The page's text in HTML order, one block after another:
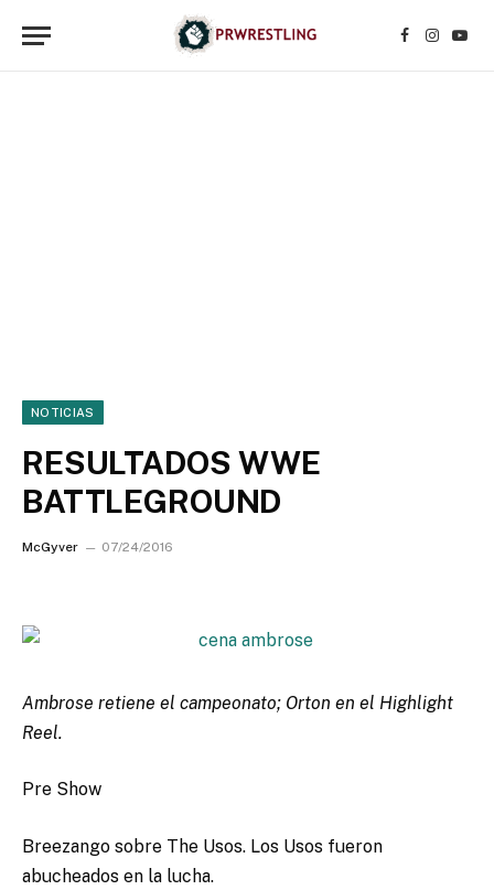
Facebook
NOTICIAS
RESULTADOS WWE
BATTLEGROUND
McGyver 07/24/2016
Ambrose retiene el campeonato; Orton en el Highlight
Reel.
Pre Show
Breezango sobre The Usos. Los Usos fueron
abucheados en la lucha.